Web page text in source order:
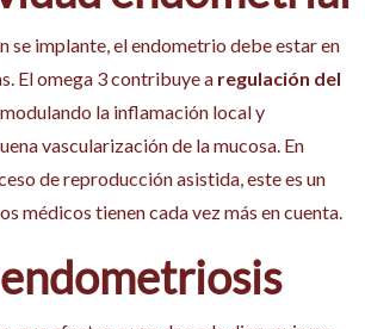
se implante, el endometrio debe estar en
El omega 3 contribuye a regulación del
modulando la inflamación local y
vascularización de la mucosa. En
de reproducción asistida, este es un
médicos tienen cada vez más en cuenta.